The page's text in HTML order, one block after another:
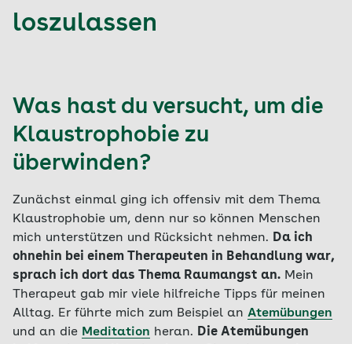
loszulassen
Was hast du versucht, um die
Klaustrophobie zu
überwinden?
Zunächst einmal ging ich offensiv mit dem Thema
Klaustrophobie um, denn nur so können Menschen
mich unterstützen und Rücksicht nehmen. Da ich
ohnehin bei einem Therapeuten in Behandlung war,
sprach ich dort das Thema Raumangst an. Mein
Therapeut gab mir viele hilfreiche Tipps für meinen
Alltag. Er führte mich zum Beispiel an Atemübungen
und an die Meditation heran. Die Atemübungen